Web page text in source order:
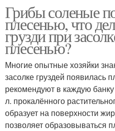
Грибы соленые
плесенью, что
грузди при
плесенью?
Многие опытные хозяйки
засолке груздей появилась
рекомендуют в каждую
л. прокалённого
образует на поверхности
позволяет образовываться